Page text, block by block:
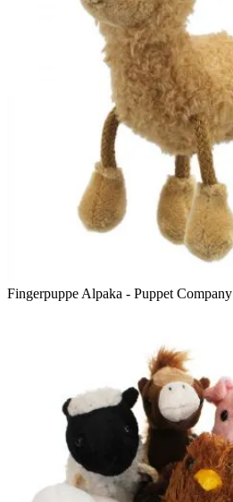
Fingerpuppe Alpaka - Puppet Company